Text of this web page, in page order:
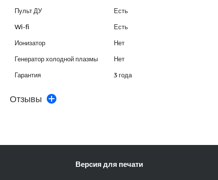
Пульт ДУ Есть
Wi-fi Есть
Ионизатор Нет
Генератор холодной плазмы Нет
Гарантия 3 года
Отзывы
Версия для печати